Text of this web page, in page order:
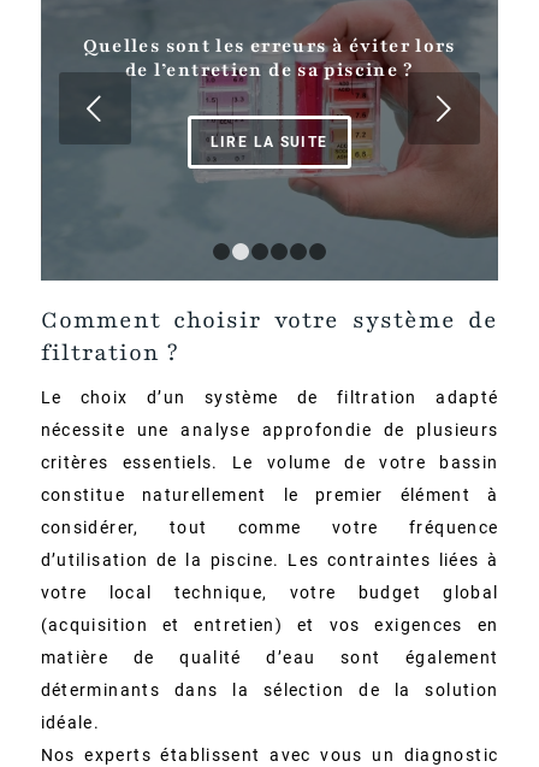
Quelles sont les erreurs à éviter lors
de l’entretien de sa piscine ?
LIRE LA SUITE
Suivant
Comment choisir votre système de
filtration ?
Le choix d’un système de filtration adapté
nécessite une analyse approfondie de plusieurs
critères essentiels. Le volume de votre bassin
constitue naturellement le premier élément à
considérer, tout comme votre fréquence
d’utilisation de la piscine. Les contraintes liées à
votre local technique, votre budget global
(acquisition et entretien) et vos exigences en
matière de qualité d’eau sont également
déterminants dans la sélection de la solution
idéale.
Nos experts établissent avec vous un diagnostic